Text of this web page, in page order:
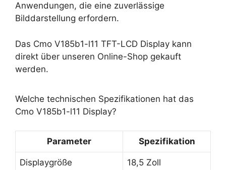
Anwendungen, die eine zuverlässige
Bilddarstellung erfordern.
Das Cmo V185b1-l11 TFT-LCD Display kann
direkt über unseren Online-Shop gekauft
werden.
Welche technischen Spezifikationen hat das
Cmo V185b1-l11 Display?
Parameter Spezifikation
Displaygröße 18,5 Zoll